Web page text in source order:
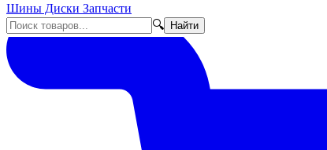
Шины Диски Запчасти
🔍
Найти